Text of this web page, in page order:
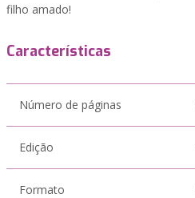
filho amado!
Características
Número de páginas
Edição
Formato